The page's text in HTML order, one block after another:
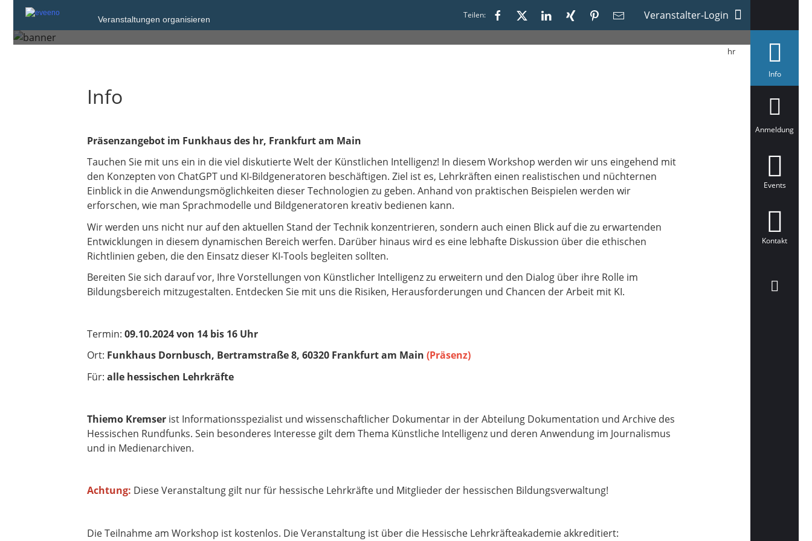
Veranstaltungen organisieren Teilen: Veranstalter-Login
Mittwoch, 9. Okt. 2024 von 14:00 bis 16:00
hr
Infoa
ä
t
Anmeldung
Events
Kontakt
Info
Präsenzangebot im Funkhaus des hr, Frankfurt am Main
Tauchen Sie mit uns ein in die viel diskutierte Welt der Künstlichen Intelligenz! In diesem Workshop werden wir uns eingehend mit
den Konzepten von ChatGPT und KI-Bildgeneratoren beschäftigen. Ziel ist es, Lehrkräften einen realistischen und nüchternen
Einblick in die Anwendungsmöglichkeiten dieser Technologien zu geben. Anhand von praktischen Beispielen werden wir
erforschen, wie man Sprachmodelle und Bildgeneratoren kreativ bedienen kann.
Wir werden uns nicht nur auf den aktuellen Stand der Technik konzentrieren, sondern auch einen Blick auf die zu erwartenden
Entwicklungen in diesem dynamischen Bereich werfen. Darüber hinaus wird es eine lebhafte Diskussion über die ethischen
Richtlinien geben, die den Einsatz dieser KI-Tools begleiten sollten.
Bereiten Sie sich darauf vor, Ihre Vorstellungen von Künstlicher Intelligenz zu erweitern und den Dialog über ihre Rolle im
Bildungsbereich mitzugestalten. Entdecken Sie mit uns die Risiken, Herausforderungen und Chancen der Arbeit mit KI.
Termin: 09.10.2024 von 14 bis 16 Uhr
Ort: Funkhaus Dornbusch, Bertramstraße 8, 60320 Frankfurt am Main (Präsenz)
Für: alle hessischen Lehrkräfte
Thiemo Kremser ist Informationsspezialist und wissenschaftlicher Dokumentar in der Abteilung Dokumentation und Archive des
Hessischen Rundfunks. Sein besonderes Interesse gilt dem Thema Künstliche Intelligenz und deren Anwendung im Journalismus
und in Medienarchiven.
Achtung: Diese Veranstaltung gilt nur für hessische Lehrkräfte und Mitglieder der hessischen Bildungsverwaltung!
Die Teilnahme am Workshop ist kostenlos. Die Veranstaltung ist über die Hessische Lehrkräfteakademie akkreditiert: